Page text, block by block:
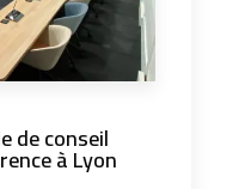
de conseil
à Lyon